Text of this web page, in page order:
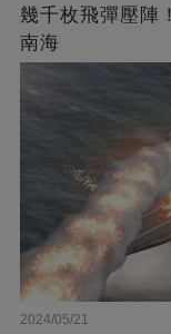
幾千枚飛彈壓陣
南海
2024/05/21